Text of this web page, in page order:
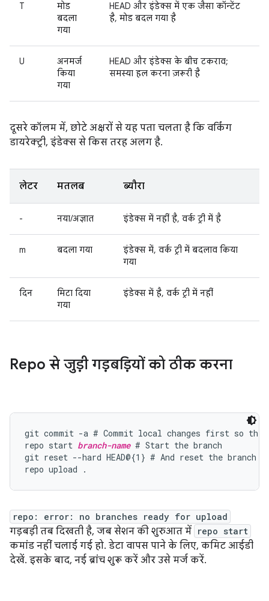
T
मोड
बदला
गया
HEAD और इंडेक्स में एक जैसा कॉन्टेंट
है, मोड बदल गया है
U
अनमर्ज
किया
गया
HEAD और इंडेक्स के बीच टकराव;
समस्या हल करना ज़रूरी है
दूसरे कॉलम में, छोटे अक्षरों से यह पता चलता है कि वर्किंग
डायरेक्ट्री, इंडेक्स से किस तरह अलग है.
लेटर मतलब ब्यौरा
- नया/अज्ञात इंडेक्स में नहीं है, वर्क ट्री में है
m बदला गया
इंडेक्स में, वर्क ट्री में बदलाव किया
गया
दिन
मिटा दिया
गया
इंडेक्स में है, वर्क ट्री में नहीं
Repo से जुड़ी गड़बड़ियों को ठीक करना
git commit -a # Commit local changes first so
repo start branch-name # Start the branch
git reset --hard HEAD@{1} # And reset the
repo: error: no branches ready for upload
गड़बड़ी तब दिखती है, जब सेशन की शुरुआत में repo start
कमांड नहीं चलाई गई हो. डेटा वापस पाने के लिए, कमिट आईडी
देखें. इसके बाद, नई ब्रांच शुरू करें और उसे मर्ज करें.